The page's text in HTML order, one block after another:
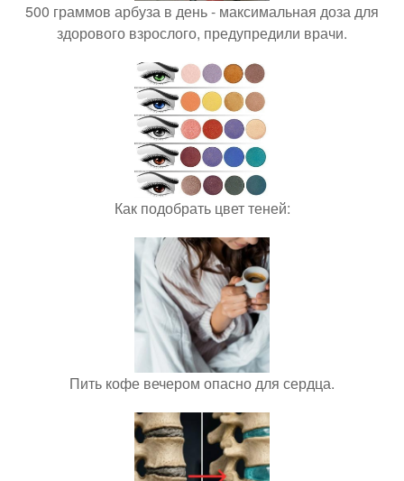
500 граммов арбуза в день - максимальная доза для
здорового взрослого, предупредили врачи.
Как подобрать цвет теней:
Пить кофе вечером опасно для сердца.